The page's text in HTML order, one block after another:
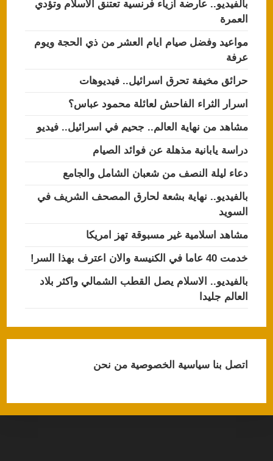
بالفيديو.. عارضة ازياء فرنسية تعتنق الاسلام وتؤدي
العمرة
مواعيد وفضل صيام ايام العشر من ذي الحجة ويوم
عرفة
حرائق مخيفة تحرق اسرائيل.. فيديوهات
اسرار الثراء الفاحش لعائلة محمود عباس؟
مشاهد من نهاية العالم.. جحيم في اسرائيل.. فيديو
دراسة يابانية مذهلة عن فوائد الصيام
دعاء ليلة النصف من شعبان الشامل والجامع
بالفيديو.. نهاية بشعة لحارق المصحف الشريف في
السويد
مشاهد اسلامية غير مسبوقة تهز امريكا
خدمت 40 عاما في الكنيسة والان اعترف بهذا السر!
بالفيديو.. الاسلام يصل القطب الشمالي واكثر بلاد
العالم جليدا
اتصل بناسياسية الخصوصيةمن نحن